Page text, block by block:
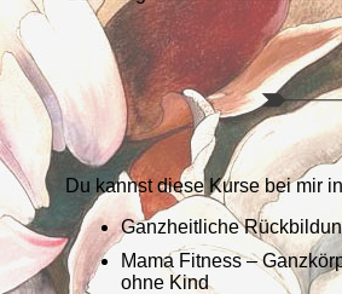
Du kannst diese Kurse bei mir
Ganzheitliche
Mama Fitness –
ohne Kind